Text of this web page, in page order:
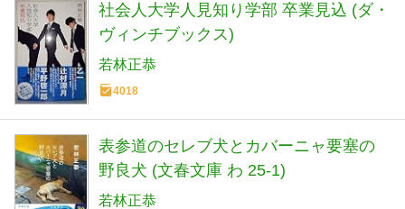
社会人大学人見知り学部 卒業見込 (ダ・
ヴィンチブックス)
若林正恭
4018
表参道のセレブ犬とカバーニャ要塞の
野良犬 (文春文庫 わ 25-1)
若林正恭